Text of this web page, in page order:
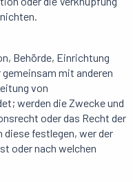
Behörde, Einrichtung
gemeinsam mit anderen
von
werden die Zwecke und
oder das Recht der
festlegen, wer der
oder nach welchen